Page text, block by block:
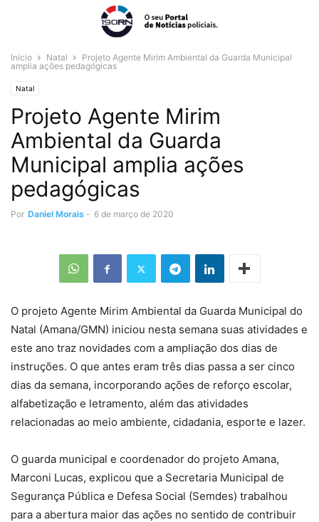
Início Natal
Projeto Agente Mirim Ambiental da Guarda Municipal
amplia ações pedagógicas
Natal
Projeto Agente Mirim
Ambiental da Guarda
Municipal amplia ações
pedagógicas
Por Daniel Morais - 6 de março de 2020
O projeto Agente Mirim Ambiental da Guarda Municipal do
Natal (Amana/GMN) iniciou nesta semana suas atividades e
este ano traz novidades com a ampliação dos dias de
instruções. O que antes eram três dias passa a ser cinco
dias da semana, incorporando ações de reforço escolar,
alfabetização e letramento, além das atividades
relacionadas ao meio ambiente, cidadania, esporte e lazer.
O guarda municipal e coordenador do projeto Amana,
Marconi Lucas, explicou que a Secretaria Municipal de
Segurança Pública e Defesa Social (Semdes) trabalhou
para a abertura maior das ações no sentido de contribuir